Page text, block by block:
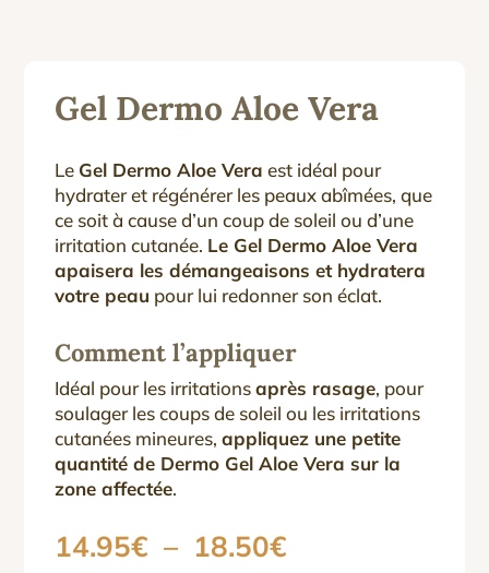
Gel Dermo Aloe Vera
Le Gel Dermo Aloe Vera est idéal pour
hydrater et régénérer les peaux abîmées, que
ce soit à cause d’un coup de soleil ou d’une
irritation cutanée. Le Gel Dermo Aloe Vera
apaisera les démangeaisons et hydratera
votre peau pour lui redonner son éclat.
Comment l’appliquer
Idéal pour les irritationsaprès rasage, pour
soulager les coups de soleil ou les irritations
cutanées mineures,appliquez une petite
quantité de Dermo Gel Aloe Vera sur la
zone affectée.
14.95€ – 18.50€